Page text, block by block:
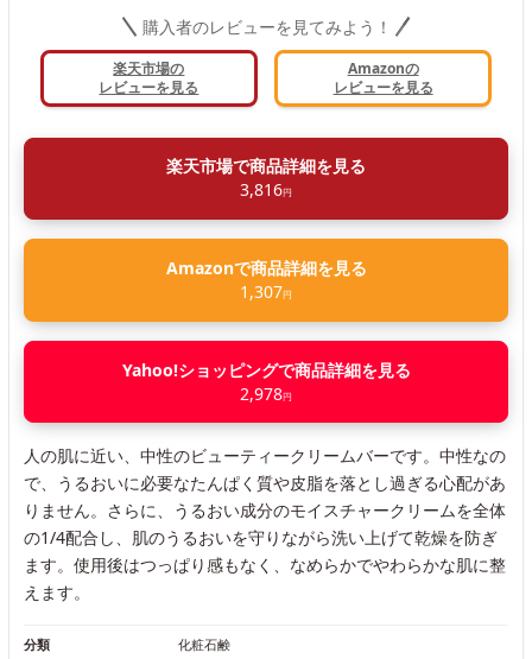
購入者のレビューを見てみよう！
楽天市場の
レビューを見る
Amazonの
レビューを見る
楽天市場で商品詳細を見る
3,816円
Amazonで商品詳細を見る
1,307円
Yahoo!ショッピングで商品詳細を見る
2,978円
人の肌に近い、中性のビューティークリームバーです。中性なの
で、うるおいに必要なたんぱく質や皮脂を落とし過ぎる心配があ
りません。さらに、うるおい成分のモイスチャークリームを全体
の1/4配合し、肌のうるおいを守りながら洗い上げて乾燥を防ぎ
ます。使用後はつっぱり感もなく、なめらかでやわらかな肌に整
えます。
分類 化粧石鹸